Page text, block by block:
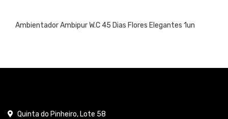
Ambientador Ambipur W.C 45 Dias Flores Elegantes 1un
Quinta do Pinheiro, Lote 58